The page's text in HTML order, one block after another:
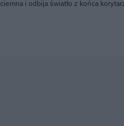
i odbija światło z końca